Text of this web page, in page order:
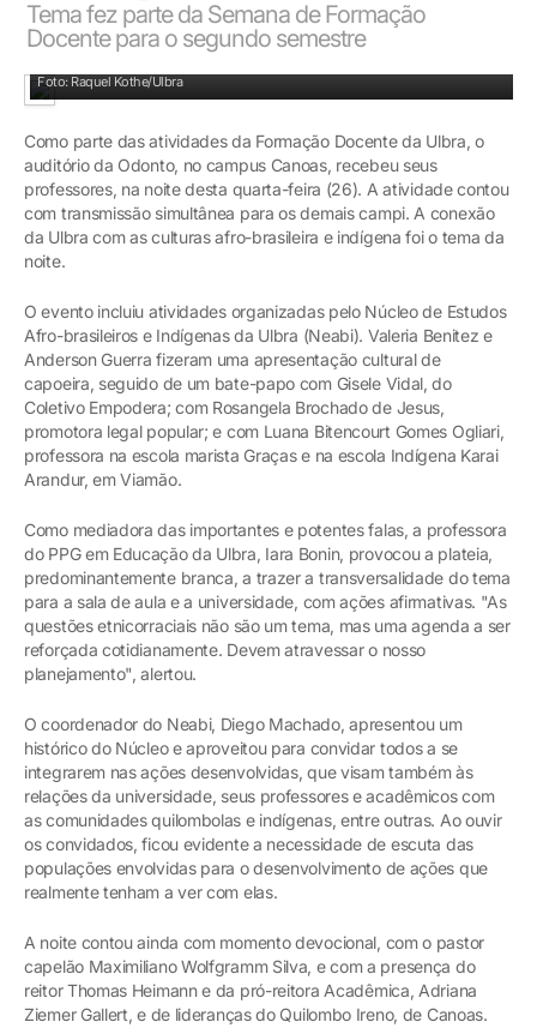
Tema fez parte da Semana de Formação
Docente para o segundo semestre
Foto: Raquel Kothe/Ulbra
Como parte das atividades da Formação Docente da Ulbra, o
auditório da Odonto, no campus Canoas, recebeu seus
professores, na noite desta quarta-feira (26). A atividade contou
com transmissão simultânea para os demais campi. A conexão
da Ulbra com as culturas afro-brasileira e indígena foi o tema da
noite.
O evento incluiu atividades organizadas pelo Núcleo de Estudos
Afro-brasileiros e Indígenas da Ulbra (Neabi). Valeria Benitez e
Anderson Guerra fizeram uma apresentação cultural de
capoeira, seguido de um bate-papo com Gisele Vidal, do
Coletivo Empodera; com Rosangela Brochado de Jesus,
promotora legal popular; e com Luana Bitencourt Gomes Ogliari,
professora na escola marista Graças e na escola Indígena Karai
Arandur, em Viamão.
Como mediadora das importantes e potentes falas, a professora
do PPG em Educação da Ulbra, Iara Bonin, provocou a plateia,
predominantemente branca, a trazer a transversalidade do tema
para a sala de aula e a universidade, com ações afirmativas. "As
questões etnicorraciais não são um tema, mas uma agenda a ser
reforçada cotidianamente. Devem atravessar o nosso
planejamento", alertou.
O coordenador do Neabi, Diego Machado, apresentou um
histórico do Núcleo e aproveitou para convidar todos a se
integrarem nas ações desenvolvidas, que visam também às
relações da universidade, seus professores e acadêmicos com
as comunidades quilombolas e indígenas, entre outras. Ao ouvir
os convidados, ficou evidente a necessidade de escuta das
populações envolvidas para o desenvolvimento de ações que
realmente tenham a ver com elas.
A noite contou ainda com momento devocional, com o pastor
capelão Maximiliano Wolfgramm Silva, e com a presença do
reitor Thomas Heimann e da pró-reitora Acadêmica, Adriana
Ziemer Gallert, e de lideranças do Quilombo Ireno, de Canoas.